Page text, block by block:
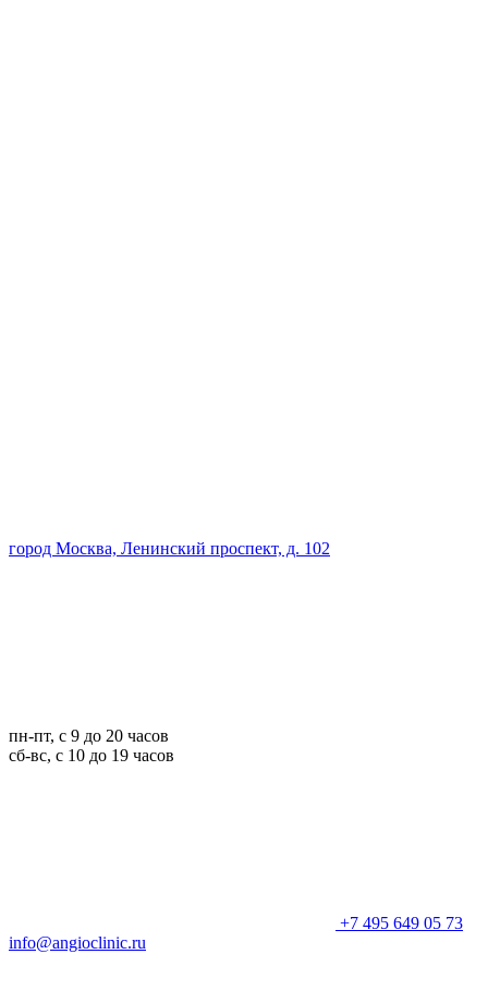
город Москва, Ленинский проспект, д. 102
пн-пт, с 9 до 20 часов
сб-вс, с 10 до 19 часов
+7 495 649 05 73
info@angioclinic.ru